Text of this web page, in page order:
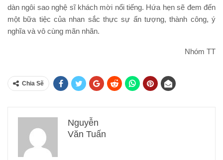
dàn ngôi sao nghệ sĩ khách mời nổi tiếng. Hứa hẹn sẽ đem đến
một bữa tiệc của nhan sắc thực sự ấn tượng, thành công, ý
nghĩa và vô cùng mãn nhãn.
Nhóm TT
Chia Sẽ
Nguyễn
Văn Tuấn